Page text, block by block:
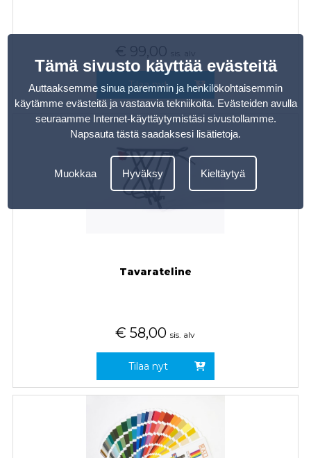
€ 99,00 sis. alv
Tilaa nyt
Tavarateline
€ 58,00 sis. alv
Tilaa nyt
Tämä sivusto käyttää evästeitä
Auttaaksemme sinua paremmin ja henkilökohtaisemmin
käytämme evästeitä ja vastaavia tekniikoita. Evästeiden avulla
seuraamme Internet-käyttäytymistäsi sivustollamme.
Napsauta tästä saadaksesi lisätietoja.
Muokkaa Hyväksy Kieltäytyä